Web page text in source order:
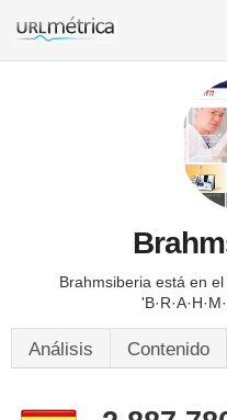
Brahmsiberia está en
Análisis Contenido